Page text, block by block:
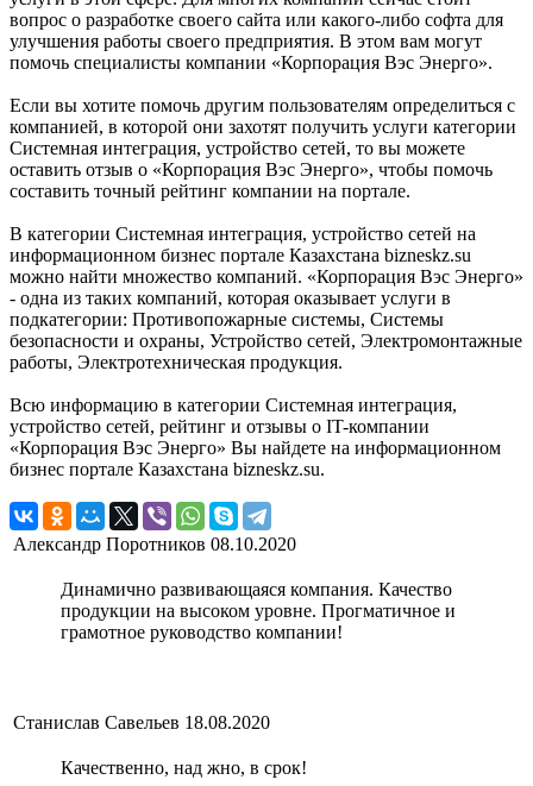
вопрос о разработке своего сайта или какого-либо софта для
улучшения работы своего предприятия. В этом вам могут
помочь специалисты компании «Корпорация Вэс Энерго».
Если вы хотите помочь другим пользователям определиться с
компанией, в которой они захотят получить услуги категории
Системная интеграция, устройство сетей, то вы можете
оставить отзыв о «Корпорация Вэс Энерго», чтобы помочь
составить точный рейтинг компании на портале.
В категории Системная интеграция, устройство сетей на
информационном бизнес портале Казахстана bizneskz.su
можно найти множество компаний. «Корпорация Вэс Энерго»
- одна из таких компаний, которая оказывает услуги в
подкатегории: Противопожарные системы, Системы
безопасности и охраны, Устройство сетей, Электромонтажные
работы, Электротехническая продукция.
Всю информацию в категории Системная интеграция,
устройство сетей, рейтинг и отзывы о IT-компании
«Корпорация Вэс Энерго» Вы найдете на информационном
бизнес портале Казахстана bizneskz.su.
Александр Поротников 08.10.2020
Динамично развивающаяся компания. Качество
продукции на высоком уровне. Прогматичное и
грамотное руководство компании!
Станислав Савельев 18.08.2020
Качественно, над жно, в срок!